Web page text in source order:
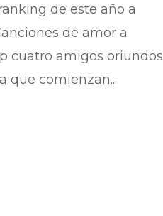
de este año a
de amor a
cuatro amigos oriundos
que comienzan...